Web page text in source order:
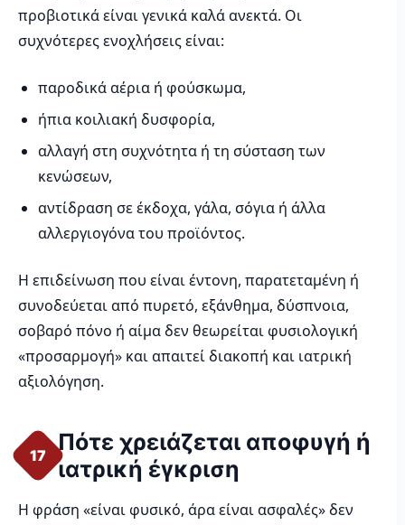
προβιοτικά είναι γενικά καλά ανεκτά. Οι
συχνότερες ενοχλήσεις είναι:
παροδικά αέρια ή φούσκωμα,
ήπια κοιλιακή δυσφορία,
αλλαγή στη συχνότητα ή τη σύσταση των
κενώσεων,
αντίδραση σε έκδοχα, γάλα, σόγια ή άλλα
αλλεργιογόνα του προϊόντος.
Η επιδείνωση που είναι έντονη, παρατεταμένη ή
συνοδεύεται από πυρετό, εξάνθημα, δύσπνοια,
σοβαρό πόνο ή αίμα δεν θεωρείται φυσιολογική
«προσαρμογή» και απαιτεί διακοπή και ιατρική
αξιολόγηση.
17
Πότε χρειάζεται αποφυγή ή
ιατρική έγκριση
Η φράση «είναι φυσικό, άρα είναι ασφαλές» δεν